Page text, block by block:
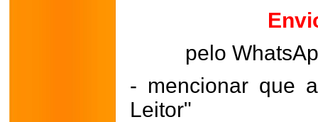
pelo
- mencionar que
Leitor"